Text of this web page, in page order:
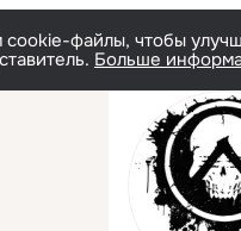
файлы, чтобы
Больше